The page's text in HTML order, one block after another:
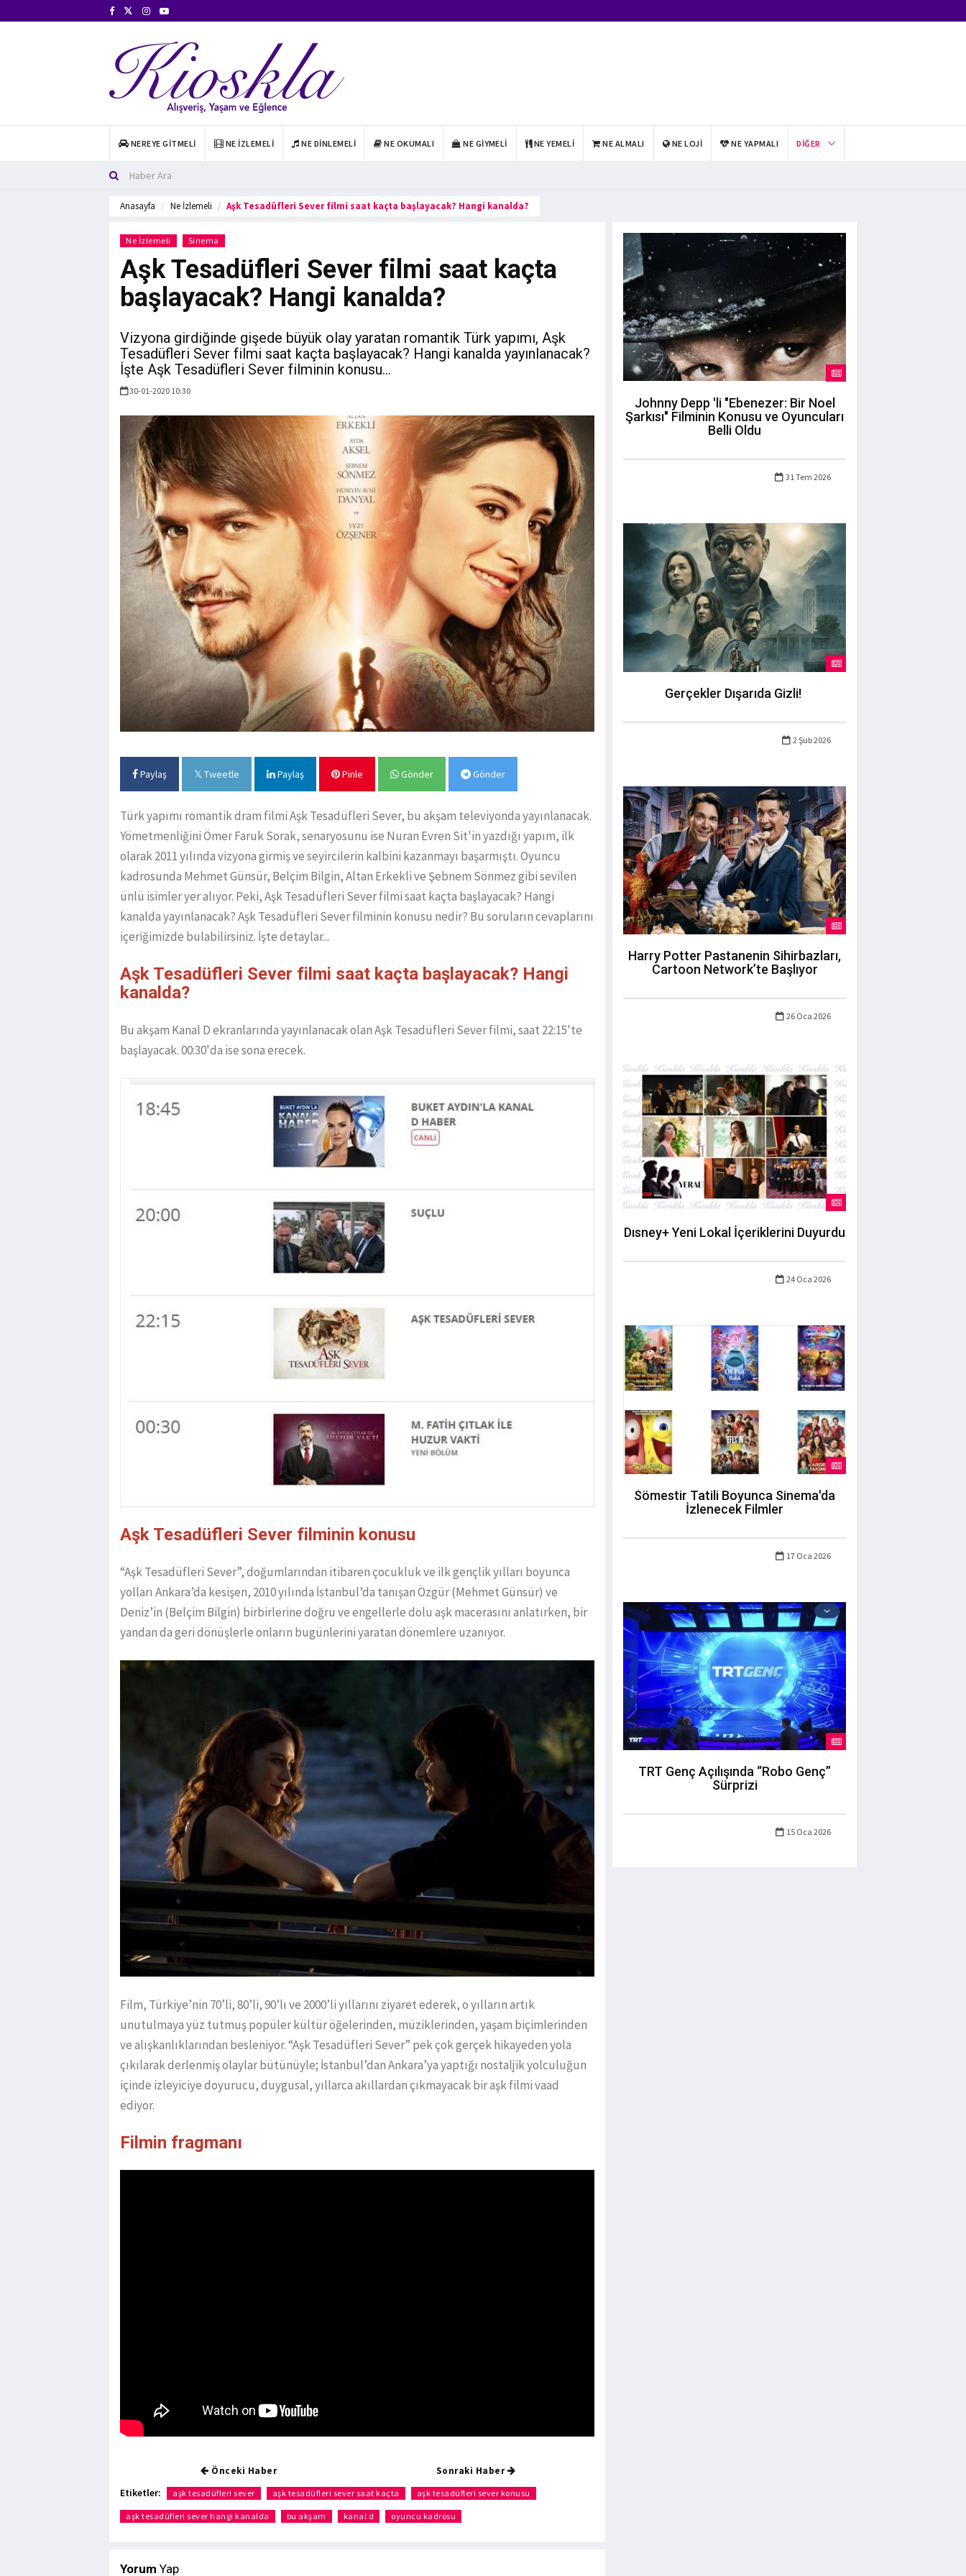
NEREYE GITMELI NE İZLEMELI NE DINLEMELI NE OKUMALI NE GIYMELI NE YEMELI NE ALMALI NE LOJI NE YAPMALI DIĞER
Anasayfa Ne İzlemeli Aşk Tesadüfleri Sever filmi saat kaçta başlayacak? Hangi kanalda?
Ne İzlemeli Sinema
Aşk Tesadüfleri Sever filmi saat kaçta
başlayacak? Hangi kanalda?
Vizyona girdiğinde gişede büyük olay yaratan romantik Türk yapımı, Aşk
Tesadüfleri Sever filmi saat kaçta başlayacak? Hangi kanalda yayınlanacak?
İşte Aşk Tesadüfleri Sever filminin konusu...
30-01-2020 10:30
Paylaş Tweetle Paylaş Pinle Gönder Gönder
Türk yapımı romantik dram filmi Aşk Tesadüfleri Sever, bu akşam televiyonda yayınlanacak.
Yömetmenliğini Ömer Faruk Sorak, senaryosunu ise Nuran Evren Sit'in yazdığı yapım, ilk
olarak 2011 yılında vizyona girmiş ve seyircilerin kalbini kazanmayı başarmıştı. Oyuncu
kadrosunda Mehmet Günsür, Belçim Bilgin, Altan Erkekli ve Şebnem Sönmez gibi sevilen
ünlü isimler yer alıyor. Peki, Aşk Tesadüfleri Sever filmi saat kaçta başlayacak? Hangi
kanalda yayınlanacak? Aşk Tesadüfleri Sever filminin konusu nedir? Bu soruların cevaplarını
içeriğimizde bulabilirsiniz. İşte detaylar...
Aşk Tesadüfleri Sever filmi saat kaçta başlayacak? Hangi
kanalda?
Bu akşam Kanal D ekranlarında yayınlanacak olan Aşk Tesadüfleri Sever filmi, saat 22:15'te
başlayacak. 00:30'da ise sona erecek.
Aşk Tesadüfleri Sever filminin konusu
“Aşk Tesadüfleri Sever”, doğumlarından itibaren çocukluk ve ilk gençlik yılları boyunca
yolları Ankara’da kesişen, 2010 yılında İstanbul’da tanışan Özgür (Mehmet Günsür) ve
Deniz’in (Belçim Bilgin) birbirlerine doğru ve engellerle dolu aşk macerasını anlatırken, bir
yandan da geri dönüşlerle onların bugünlerini yaratan dönemlere uzanıyor.
Film, Türkiye’nin 70’li, 80’li, 90’lı ve 2000’li yıllarını ziyaret ederek, o yılların artık
unutulmaya yüz tutmuş popüler kültür öğelerinden, müziklerinden, yaşam biçimlerinden
ve alışkanlıklarından besleniyor. “Aşk Tesadüfleri Sever” pek çok gerçek hikayeden yola
çıkılarak derlenmiş olaylar bütünüyle; İstanbul’dan Ankara’ya yaptığı nostaljik yolculuğun
içinde izleyiciye doyurucu, duygusal, yıllarca akıllardan çıkmayacak bir aşk filmi vaad
ediyor.
Filmin fragmanı
Önceki Haber Sonraki Haber
Etiketler: aşk tesadüfleri sever aşk tesadüfleri sever saat kaçta aşk tesadüfleri sever konusu
aşk tesadüfleri sever hangi kanalda bu akşam kanal d oyuncu kadrosu
Yorum Yap
Johnny Depp 'li "Ebenezer: Bir Noel
Şarkısı" Filminin Konusu ve Oyuncuları
Belli Oldu
31 Tem 2026
Gerçekler Dışarıda Gizli!
2 Şub 2026
Harry Potter Pastanenin Sihirbazları,
Cartoon Network’te Başlıyor
26 Oca 2026
Dısney+ Yeni Lokal İçeriklerini Duyurdu
24 Oca 2026
Sömestir Tatili Boyunca Sinema'da
İzlenecek Filmler
17 Oca 2026
TRT Genç Açılışında “Robo Genç”
Sürprizi
15 Oca 2026